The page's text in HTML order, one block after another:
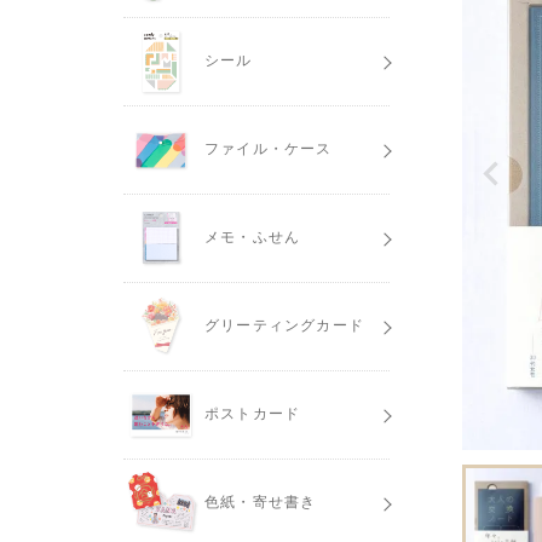
シール
ファイル・ケース
メモ・ふせん
グリーティングカード
ポストカード
色紙・寄せ書き